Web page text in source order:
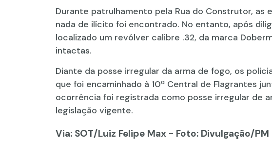
Durante patrulhamento pela Rua do Construtor, as
nada de ilícito foi encontrado. No entanto, após
localizado um revólver calibre .32, da marca
intactas.
Diante da posse irregular da arma de fogo, os
que foi encaminhado à 10ª Central de Flagrantes
ocorrência foi registrada como posse irregular de
legislação vigente.
Via: SOT/Luiz Felipe Max - Foto: Divulgação/PM